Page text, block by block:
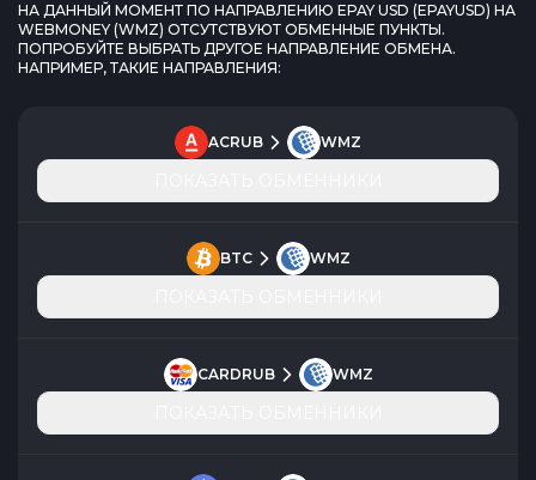
НА ДАННЫЙ МОМЕНТ ПО НАПРАВЛЕНИЮ EPAY USD (EPAYUSD) НА
WEBMONEY (WMZ) ОТСУТСТВУЮТ ОБМЕННЫЕ ПУНКТЫ.
ПОПРОБУЙТЕ ВЫБРАТЬ ДРУГОЕ НАПРАВЛЕНИЕ ОБМЕНА.
НАПРИМЕР, ТАКИЕ НАПРАВЛЕНИЯ:
ACRUB WMZ
BTC WMZ
CARDRUB WMZ